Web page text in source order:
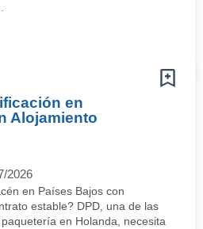
en
Alojamiento
2026
en Países Bajos con
estable? DPD, una de las
en Holanda, necesita